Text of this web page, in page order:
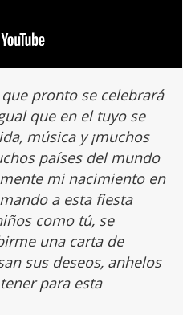
pronto se celebrará
que en el tuyo se
música y ¡muchos
países del mundo
mi nacimiento en
a esta fiesta
como tú, se
una carta de
sus deseos, anhelos
para esta